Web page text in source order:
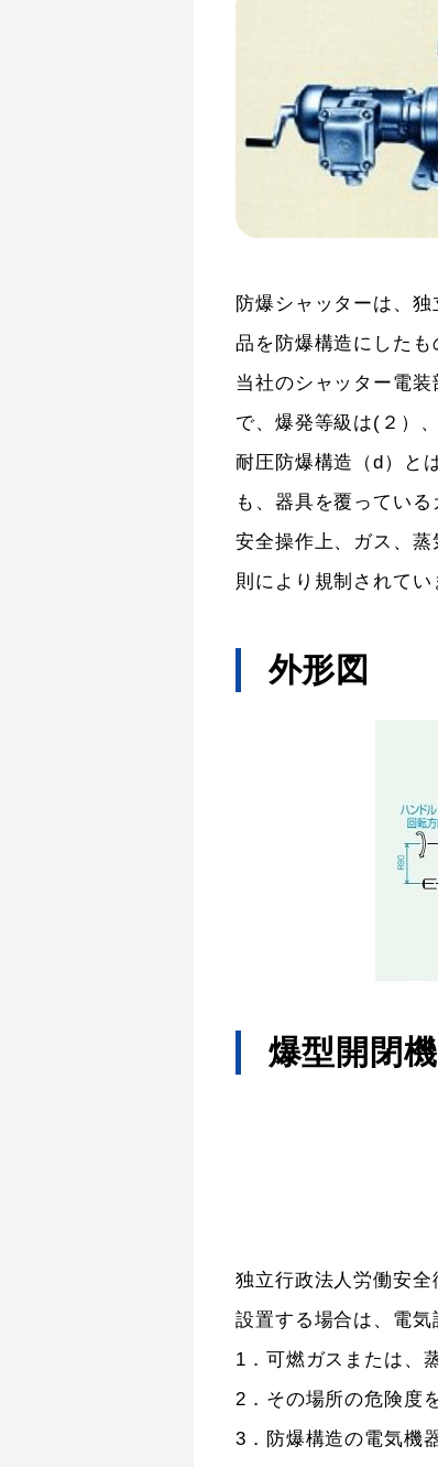
防爆シャッターは、
品を防爆構造にしたも
当社のシャッター電
で、爆発等級は(２）
耐圧防爆構造（d）と
も、器具を覆ってい
安全操作上、ガス、
則により規制されてい
外形図
爆型開閉機
独立行政法人労働安
設置する場合は、電気
1．可燃ガスまたは、
2．その場所の危険度
3．防爆構造の電気機